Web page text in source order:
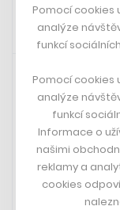
5. 4. 2024 15:11
Pomocí cookies
analýze
funkcí
Pomocí cookies
analýze
funkcí
Informace o
našimi
reklamy a
cookies